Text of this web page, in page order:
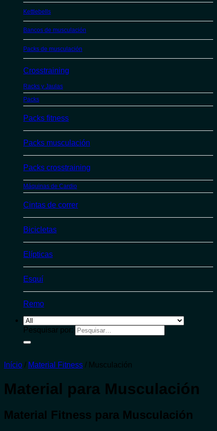
Kettlebells
Bancos de musculación
Packs de musculación
Crosstraining
Racks y Jaulas
Packs
Packs fitness
Packs musculación
Packs crosstraining
Máquinas de Cardio
Cintas de correr
Bicicletas
Elípticas
Esquí
Remo
Pesquisar por:
Início / Material Fitness / Musculación
Material para Musculación
Material Fitness para Musculación